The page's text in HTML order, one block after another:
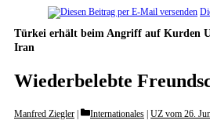
Türkei erhält beim Angriff auf Kurden
Iran
Wiederbelebte
Manfred Ziegler Categories
Internationales UZ vom 26.